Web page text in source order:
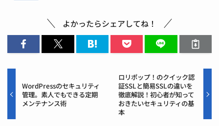
よかったらシェアしてね！
WordPressのセキュリティ
管理。素人でもできる定期
メンテナンス術
ロリポップ！のクイック認
証SSLと簡易SSLの違いを
徹底解説！初心者が知って
おきたいセキュリティの基
本